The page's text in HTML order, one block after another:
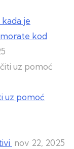
je
kod
uz pomoć
nov 22, 2025